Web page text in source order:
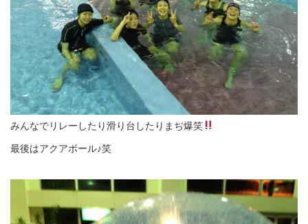
みんなでリレーしたり滑り台したりまぢ爆笑
最後はアクアボール♪笑